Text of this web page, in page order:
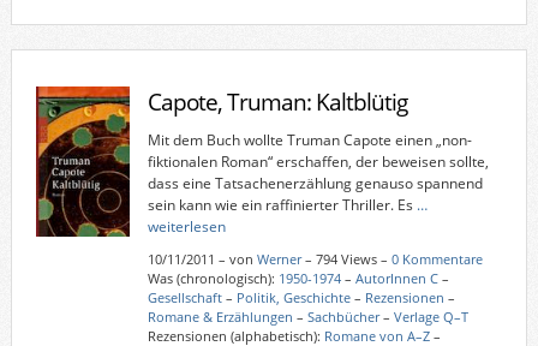
Capote, Truman: Kaltblütig
Mit dem Buch wollte Truman Capote einen „non-
fiktionalen Roman“ erschaffen, der beweisen sollte,
dass eine Tatsachenerzählung genauso spannend
sein kann wie ein raffinierter Thriller. Es …
weiterlesen
10/11/2011 – von Werner– 794 Views – 0 Kommentare
Was (chronologisch): 1950-1974– AutorInnen C–
Gesellschaft– Politik, Geschichte– Rezensionen –
Romane & Erzählungen – Sachbücher– Verlage Q–T
Rezensionen (alphabetisch): Romane von A–Z–